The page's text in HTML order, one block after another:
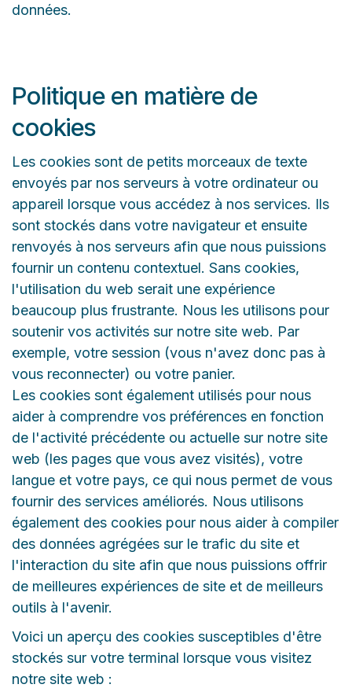
données.
Politique en matière de
cookies
Les cookies sont de petits morceaux de texte
envoyés par nos serveurs à votre ordinateur ou
appareil lorsque vous accédez à nos services. Ils
sont stockés dans votre navigateur et ensuite
renvoyés à nos serveurs afin que nous puissions
fournir un contenu contextuel. Sans cookies,
l'utilisation du web serait une expérience
beaucoup plus frustrante. Nous les utilisons pour
soutenir vos activités sur notre site web. Par
exemple, votre session (vous n'avez donc pas à
vous reconnecter) ou votre panier.
Les cookies sont également utilisés pour nous
aider à comprendre vos préférences en fonction
de l'activité précédente ou actuelle sur notre site
web (les pages que vous avez visités), votre
langue et votre pays, ce qui nous permet de vous
fournir des services améliorés. Nous utilisons
également des cookies pour nous aider à compiler
des données agrégées sur le trafic du site et
l'interaction du site afin que nous puissions offrir
de meilleures expériences de site et de meilleurs
outils à l'avenir.
Voici un aperçu des cookies susceptibles d'être
stockés sur votre terminal lorsque vous visitez
notre site web :